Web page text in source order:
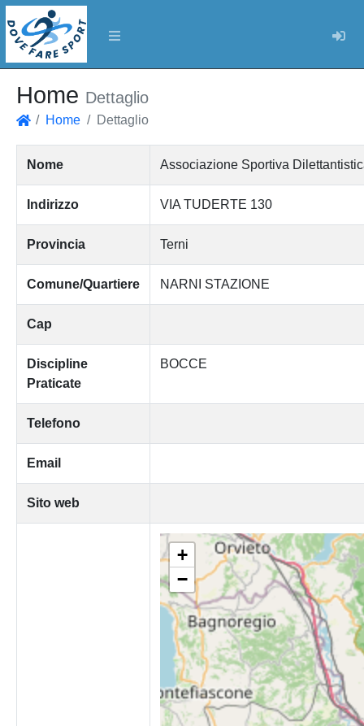
Home Dettaglio
Home Dettaglio
Nome Associazione Sportiva
Indirizzo VIA TUDERTE 130
Provincia Terni
Comune/Quartiere NARNI STAZIONE
Cap
Discipline
Praticate
BOCCE
Telefono
Email
Sito web
+
−